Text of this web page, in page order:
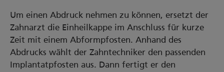
Um einen Abdruck nehmen zu können, ersetzt der
Zahnarzt die Einheilkappe im Anschluss für kurze
Zeit mit einem Abformpfosten. Anhand des
Abdrucks wählt der Zahntechniker den passenden
Implantatpfosten aus. Dann fertigt er den